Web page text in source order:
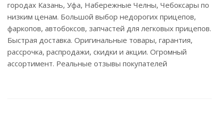
городах Казань, Уфа, Набережные Челны, Чебоксары по
низким ценам. Большой выбор недорогих прицепов,
фаркопов, автобоксов, запчастей для легковых прицепов.
Быстрая доставка. Оригинальные товары, гарантия,
рассрочка, распродажи, скидки и акции. Огромный
ассортимент. Реальные отзывы покупателей